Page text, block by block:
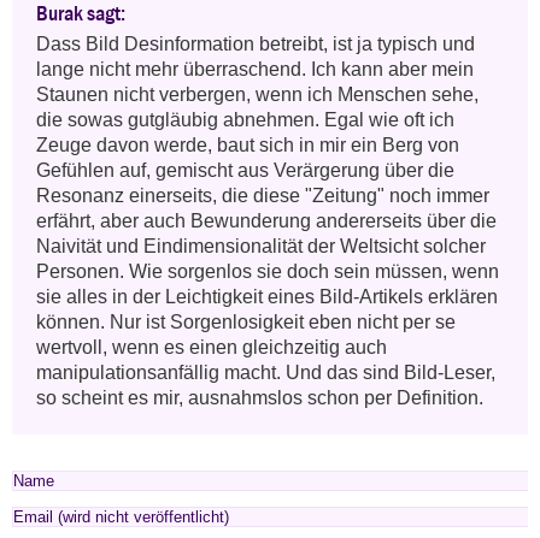
Burak sagt:
Dass Bild Desinformation betreibt, ist ja typisch und
lange nicht mehr überraschend. Ich kann aber mein
Staunen nicht verbergen, wenn ich Menschen sehe,
die sowas gutgläubig abnehmen. Egal wie oft ich
Zeuge davon werde, baut sich in mir ein Berg von
Gefühlen auf, gemischt aus Verärgerung über die
Resonanz einerseits, die diese "Zeitung" noch immer
erfährt, aber auch Bewunderung andererseits über die
Naivität und Eindimensionalität der Weltsicht solcher
Personen. Wie sorgenlos sie doch sein müssen, wenn
sie alles in der Leichtigkeit eines Bild-Artikels erklären
können. Nur ist Sorgenlosigkeit eben nicht per se
wertvoll, wenn es einen gleichzeitig auch
manipulationsanfällig macht. Und das sind Bild-Leser,
so scheint es mir, ausnahmslos schon per Definition.